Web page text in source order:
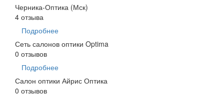
Черника-Оптика (Мск)
4 отзыва
Подробнее
Сеть салонов оптики Optima
0 отзывов
Подробнее
Салон оптики Айрис Оптика
0 отзывов